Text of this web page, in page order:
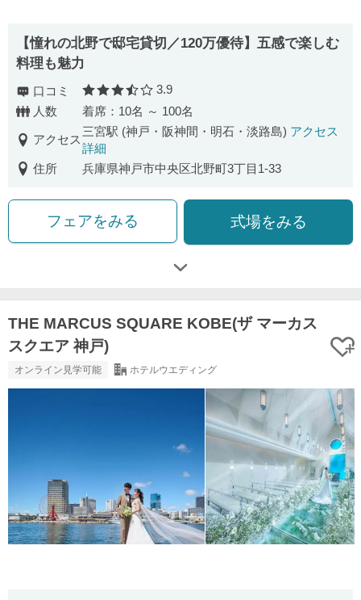
【憧れの北野で邸宅貸切／120万優待】五感で楽しむ
料理も魅力
口コミ 口コミ評価
3.9
人数
着席：10名 ～ 100名
アクセス
三宮駅 (神戸・阪神間・明石・淡路島) アクセス
詳細
住所
兵庫県神戸市中央区北野町3丁目1-33
フェアをみる 式場をみる
THE MARCUS SQUARE KOBE(ザ マーカス
スクエア 神戸)
オンライン見学可能 ホテルウエディング